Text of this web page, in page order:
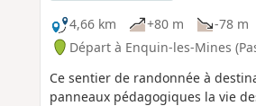
4,66 km
+80 m -78 m
Départ à Enquin-les-Mines
Ce sentier de randonnée à
panneaux pédagogiques la vie